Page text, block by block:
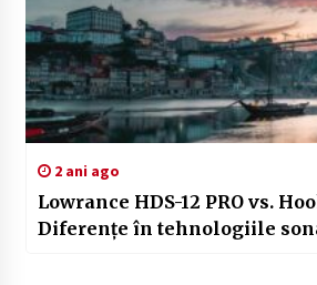
2 ani ago
Lowrance HDS-12 PRO vs.
Diferențe în tehnologiile